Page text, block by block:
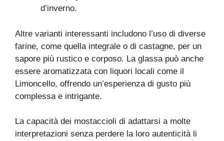
d’inverno.
Altre varianti interessanti includono l’uso di diverse
farine, come quella integrale o di castagne, per un
sapore più rustico e corposo. La glassa può anche
essere aromatizzata con liquori locali come il
Limoncello, offrendo un’esperienza di gusto più
complessa e intrigante.
La capacità dei mostaccioli di adattarsi a molte
interpretazioni senza perdere la loro autenticità li